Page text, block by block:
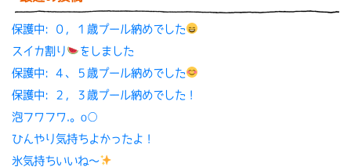
保護中: ０，１歳プール納めでした
スイカ割り
をしました
保護中: ４、５歳プール納めでした
保護中: ２，３歳プール納めでした！
泡フワフワ.。o○
ひんやり気持ちよかったよ！
氷気持ちいいね〜